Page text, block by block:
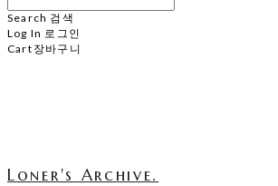
Search 검색
Log In 로그인
Cart 장바구니
Loner's Archive.